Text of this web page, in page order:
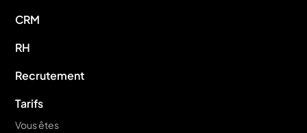
CRM
RH
Recrutement
Tarifs
Vous êtes